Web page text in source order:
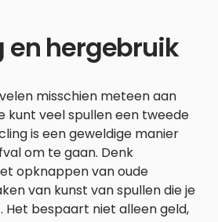
en hergebruik
misschien meteen aan
kunt veel spullen een tweede
is een geweldige manier
om te gaan. Denk
opknappen van oude
van kunst van spullen die je
Het bespaart niet alleen geld,